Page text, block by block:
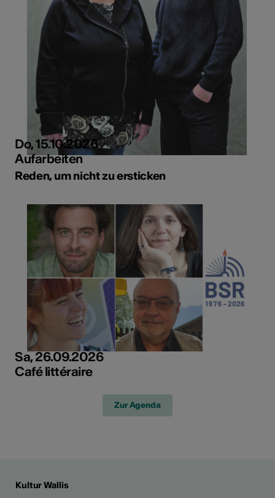
Do, 15.10.2026
Aufarbeiten
Reden, um nicht zu ersticken
Sa, 26.09.2026
Café littéraire
Zur Agenda
Kultur Wallis